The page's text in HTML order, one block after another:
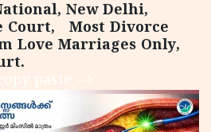
New Delhi,
Court, Most Divorce
Love Marriages Only,
paste -->